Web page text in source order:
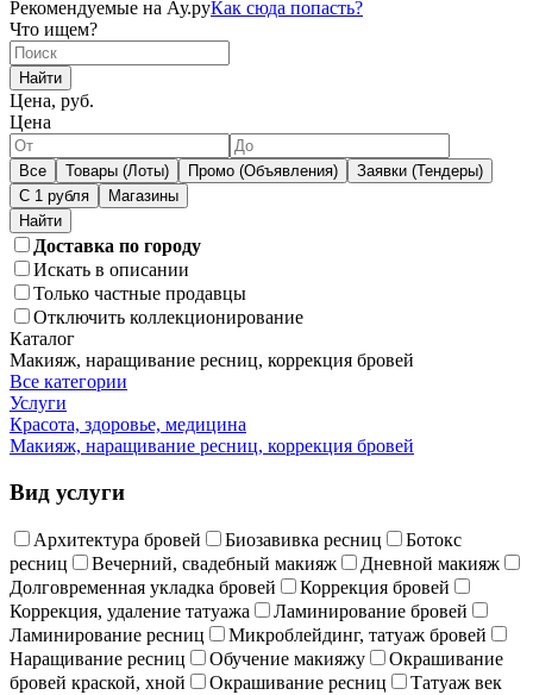
Рекомендуемые на Ау.руКак сюда попасть?
Что ищем?
Найти
Цена, руб.
Цена
Все Товары (Лоты) Промо (Объявления)
Заявки (Тендеры)
С 1 рубля
Магазины
Доставка по городу
Искать в описании
Только частные продавцы
Отключить коллекционирование
Каталог
Макияж, наращивание ресниц, коррекция бровей
Все категории
Услуги
Красота, здоровье, медицина
Макияж, наращивание ресниц, коррекция бровей
Вид услуги
Архитектура бровей Биозавивка ресниц
Ботокс
ресниц
Вечерний, свадебный макияж
Дневной макияж
Долговременная укладка бровей
Коррекция бровей
Коррекция, удаление татуажа
Ламинирование бровей
Ламинирование ресниц
Микроблейдинг, татуаж бровей
Наращивание ресниц
Обучение макияжу
Окрашивание
бровей краской, хной
Окрашивание ресниц
Татуаж век